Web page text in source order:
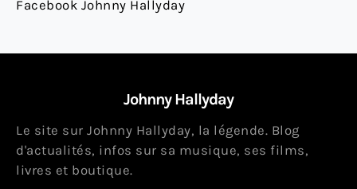
Facebook Johnny Hallyday
Johnny Hallyday
Le site sur Johnny Hallyday, la légende. Blog
d'actualités, infos sur sa musique, ses films,
livres et boutique.